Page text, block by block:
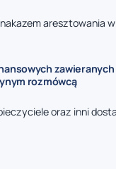
aresztowania
rozmówcą
oraz inni